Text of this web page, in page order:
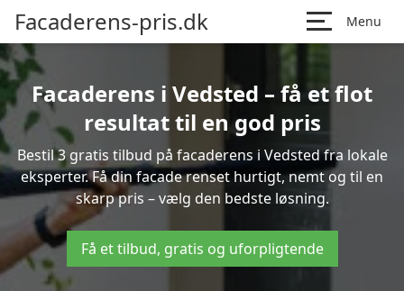
Facaderens-pris.dk Menu
Facaderens i Vedsted – få et flot
resultat til en god pris
Bestil 3 gratis tilbud på facaderens i Vedsted fra lokale
eksperter. Få din facade renset hurtigt, nemt og til en
skarp pris – vælg den bedste løsning.
Få et tilbud, gratis og uforpligtende